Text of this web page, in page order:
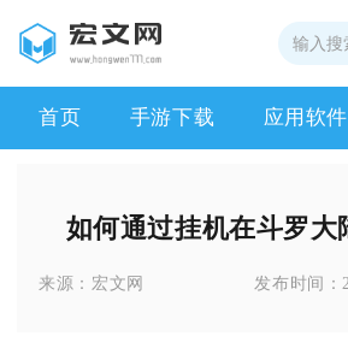
首页 手游下载 应用软件
如何通过挂机在斗罗大
来源： 宏文网 发布时间：